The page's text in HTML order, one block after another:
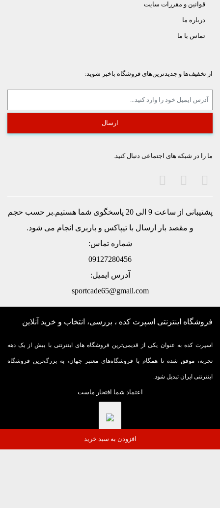
قوانین و مقررات سایت
درباره ما
تماس با ما
از تخفیف‌ها و جدیدترین‌های فروشگاه باخبر شوید:
ما را در شبکه های اجتماعی دنبال کنید.
پشتیبانی از ساعت 9 الی 20 پاسخگوی شما هستیم.بر حسب حجم
و مقصد بار ارسال با تيپاكس و باربری انجام می شود.
شماره تماس:
09127280456
آدرس ایمیل:
sportcade65@gmail.com
فروشگاه اینترنتی اسپرت کده ، بررسی، انتخاب و خرید آنلاین
اسپرت کده به عنوان یکی از قدیمی‌ترین فروشگاه های اینترنتی با بیش از یک دهه
تجربه، موفق شده تا همگام با فروشگاه‌های معتبر جهان، به بزرگ‌ترین فروشگاه
اینترنتی ایران تبدیل شود.
اعتماد شما افتخار ماست
افزودن به سبد خرید